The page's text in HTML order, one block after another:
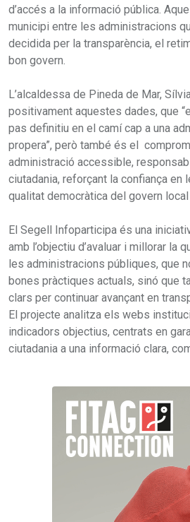
d’accés a la informació pública.
municipi entre les administracions
decidida per la transparència, el
bon govern.
L’alcaldessa de Pineda de Mar,
positivament aquestes dades, que
pas definitiu en el camí cap a una
propera”, però també és el
administració accessible,
ciutadania, reforçant la confiança en
qualitat democràtica del govern local
El Segell Infoparticipa és una
amb l’objectiu d’avaluar i millorar la
les administracions públiques, que
bones pràctiques actuals, sinó que
clars per continuar avançant en
El projecte analitza els webs
indicadors objectius, centrats en
ciutadania a una informació clara,